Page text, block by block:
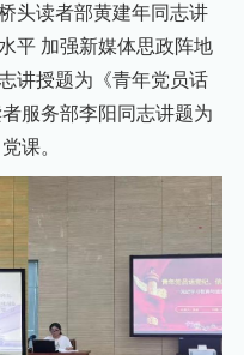
头读者部黄建年同志讲
平 加强新媒体思政阵地
讲授题为《青年党员话
服务部李阳同志讲题为
课。